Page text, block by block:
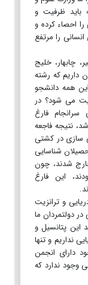
باید ظرفیت و
احصاء کرده و
را مرتفع
چابهار، خلیج
داریم که رشته
همه دانشجو
می شود؟ در
که در سال ۱۳۹۸ برای سرانجام فارغ
نتیجه فاجعه
کشتی سازی در کشتی
درصد فارغ التحصیلان شناسایی
شدند، چون
این فارغ
و ترانزیت
در دولتمردان ما
این پتانسیل و
نداریم و تنها
دارای انجمن
وجود ندارد که